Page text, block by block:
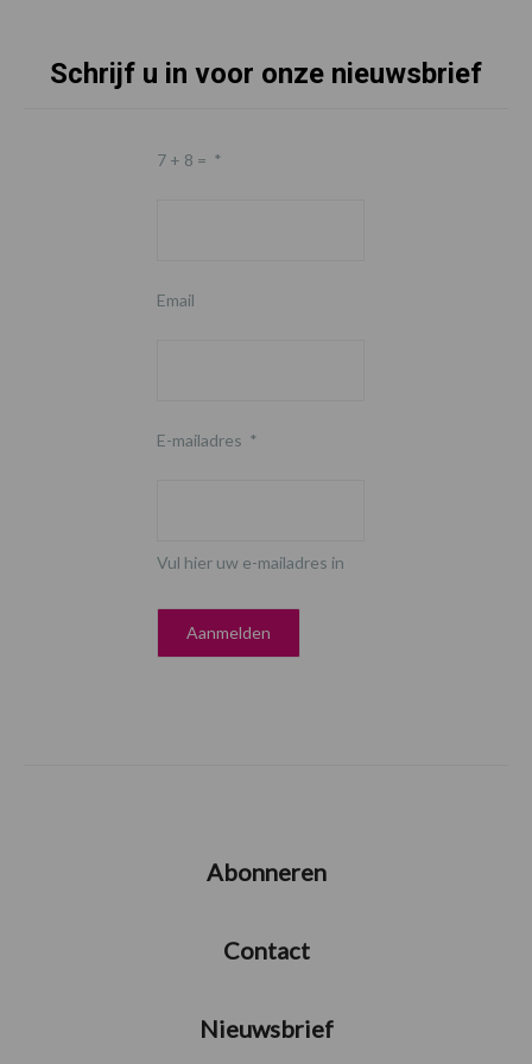
Schrijf u in voor onze nieuwsbrief
7 + 8 = *
Email
E-mailadres *
Vul hier uw e-mailadres in
Abonneren
Contact
Nieuwsbrief